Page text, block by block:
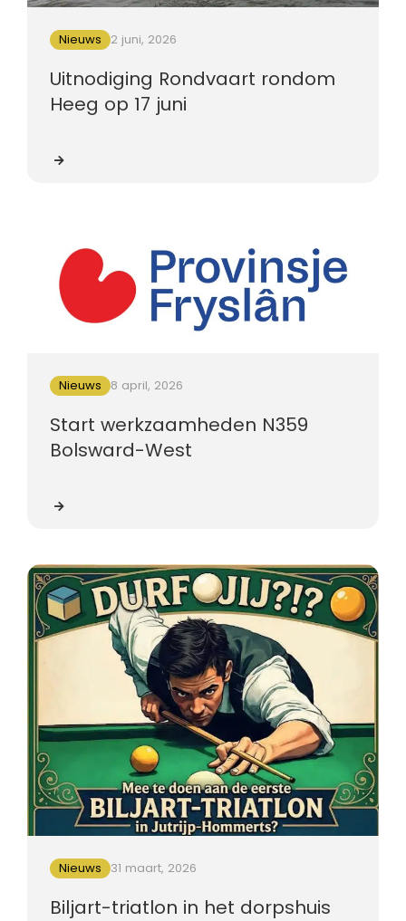
Uitnodiging Rondvaart rondom
Heeg op 17 juni
2 juni, 2026
Nieuws
Start werkzaamheden N359
Bolsward-West
8 april, 2026
Nieuws
Biljart-triatlon in het dorpshuis
31 maart, 2026
Nieuws